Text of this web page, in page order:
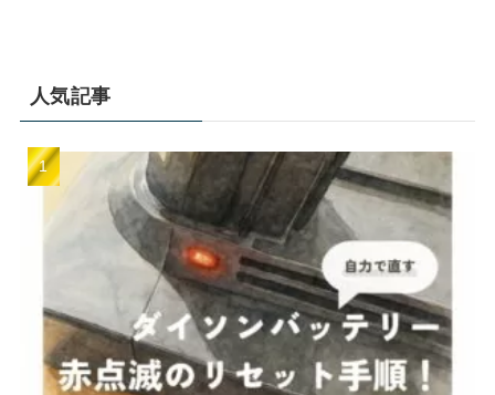
人気記事